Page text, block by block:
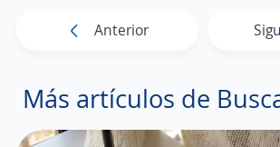
Anterior
Más artículos de